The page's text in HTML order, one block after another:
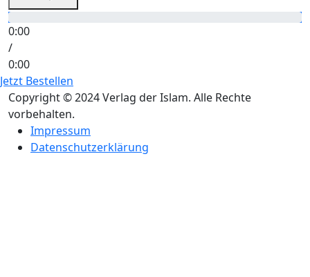
0:00
/
0:00
Jetzt Bestellen
Copyright © 2024 Verlag der Islam. Alle Rechte
vorbehalten.
Impressum
Datenschutzerklärung